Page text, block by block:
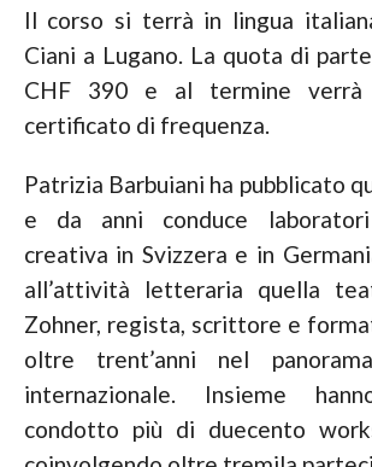
Il corso si terrà in lingua
Ciani a Lugano. La quota di
CHF 390 e al termine verrà
certificato di frequenza.
Patrizia Barbuiani ha pubblicato
e da anni conduce
creativa in Svizzera e in
all’attività letteraria quella
Zohner, regista, scrittore e
oltre trent’anni nel
internazionale. Insieme
condotto più di duecento